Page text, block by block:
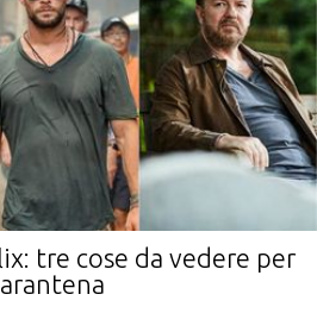
tre cose da vedere per